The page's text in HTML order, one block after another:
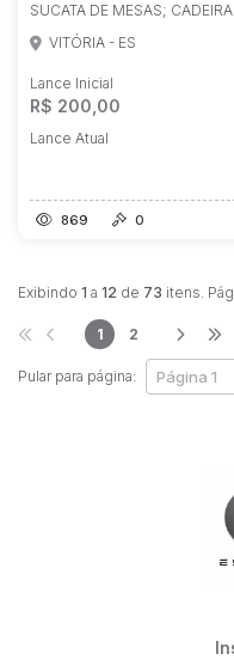
SUCATA DE MESAS;
VITÓRIA - ES
Lance Inicial
R$ 200,00
Lance Atual
869 0
Exibindo 1 a 12 de 73 itens.
Pular para página:
1 2